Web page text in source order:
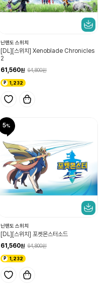
닌텐도 스위치
[DL][스위치] Xenoblade Chronicles
2
61,560
64,800
1,232
5
닌텐도 스위치
[DL][스위치] 포켓몬스터소드
61,560
64,800
1,232